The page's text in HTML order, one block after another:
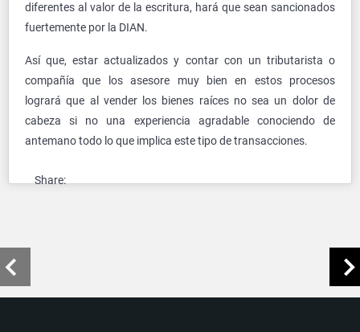
diferentes al valor de la escritura, hará que sean sancionados
fuertemente por la DIAN.
Así que, estar actualizados y contar con un tributarista o
compañía que los asesore muy bien en estos procesos
logrará que al vender los bienes raíces no sea un dolor de
cabeza si no una experiencia agradable conociendo de
antemano todo lo que implica este tipo de transacciones.
Share: